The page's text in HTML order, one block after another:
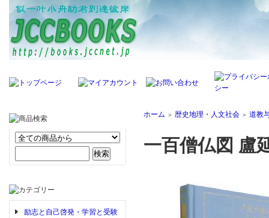
励志と自己啓発・学習と受験
ホーム ＞ 歴史地理・人文社会 ＞ 道教
一百僧仏図 盧